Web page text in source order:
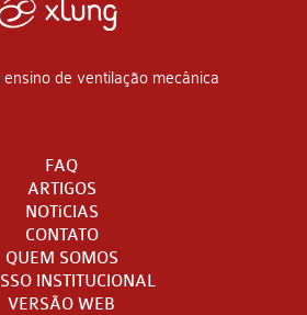
ensino de ventilação mecânica
FAQ
ARTIGOS
NOTíCIAS
CONTATO
QUEM SOMOS
INSTITUCIONAL
VERSÃO WEB